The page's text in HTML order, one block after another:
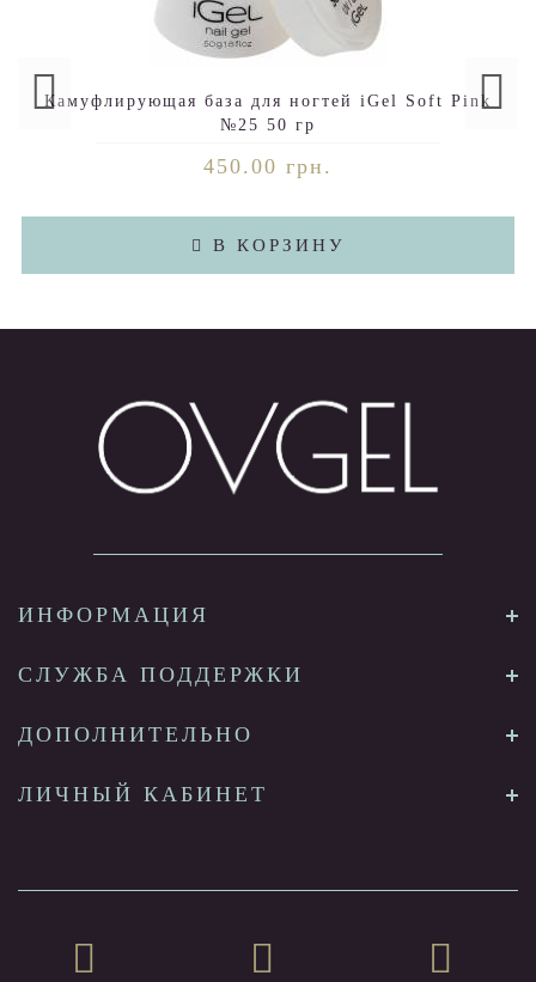
Камуфлирующая база для ногтей iGel Soft Pink
№25 50 гр
450.00 грн.
В КОРЗИНУ
ИНФОРМАЦИЯ
СЛУЖБА ПОДДЕРЖКИ
ДОПОЛНИТЕЛЬНО
ЛИЧНЫЙ КАБИНЕТ